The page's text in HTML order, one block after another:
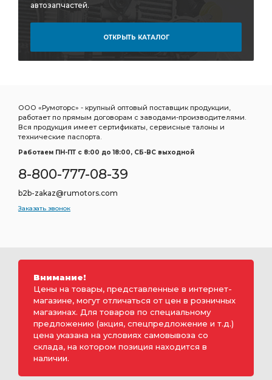
автозапчастей.
ОТКРЫТЬ КАТАЛОГ
ООО «Румоторс» - крупный оптовый поставщик продукции,
работает по прямым договорам с заводами-производителями.
Вся продукция имеет сертификаты, сервисные талоны и
технические паспорта.
Работаем ПН-ПТ c 8:00 до 18:00, СБ-ВС выходной
8-800-777-08-39
b2b-zakaz@rumotors.com
Заказать звонок
Внимание!
Цены на товары, представленные в интернет-
магазине, могут отличаться от цен в розничных
магазинах. Для товаров по специальному
предложению (акция, спецпредложение и т.д.)
цена указана на условиях самовывоза со
склада, на котором позиция находится в
наличии.